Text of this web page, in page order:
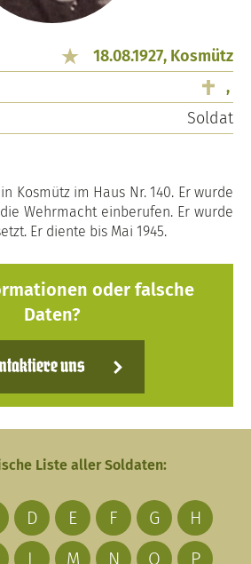
18.08.1927, Kosmütz
,
Soldat
Kosmütz im Haus Nr. 140. Er wurde
Wehrmacht einberufen. Er wurde
Er diente bis Mai 1945.
oder falsche
Daten?
uns
Liste aller Soldaten:
D E F G
H
L M N O
P